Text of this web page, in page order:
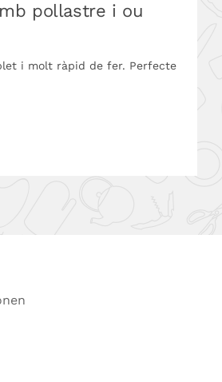
pollastre i ou
i molt ràpid de fer. Perfecte